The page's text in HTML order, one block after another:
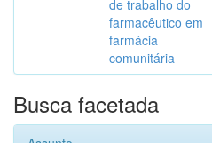
de trabalho do
farmacêutico em
farmácia
comunitária
Busca facetada